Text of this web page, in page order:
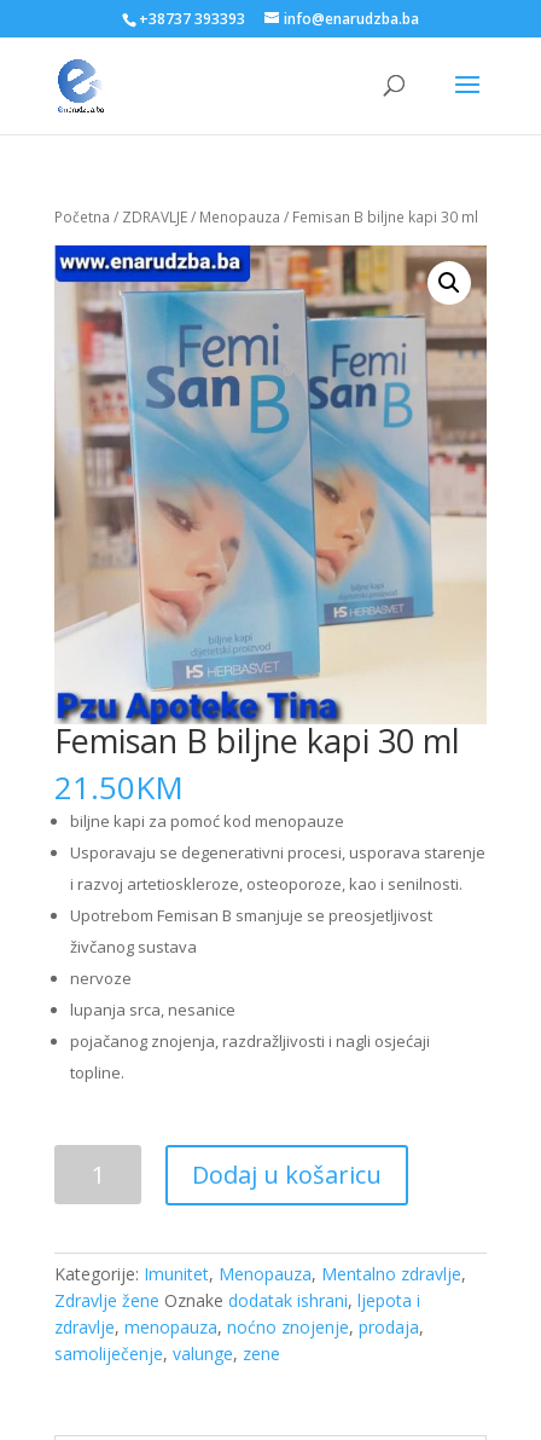
+38737 393393 info@enarudzba.ba
Početna / ZDRAVLJE/ Menopauza / Femisan B biljne kapi 30 ml
Femisan B biljne kapi 30 ml
21.50KM
biljne kapi za pomoć kod menopauze
Usporavaju se degenerativni procesi, usporava starenje
i razvoj artetioskleroze, osteoporoze, kao i senilnosti.
Upotrebom Femisan B smanjuje se preosjetljivost
živčanog sustava
nervoze
lupanja srca, nesanice
pojačanog znojenja, razdražljivosti i nagli osjećaji
topline.
biljne
30
ml
količina
Dodaj u košaricu
Kategorije: Imunitet, Menopauza, Mentalno zdravlje,
Zdravlje žene Oznake dodatak ishrani, ljepota i
zdravlje, menopauza, noćno znojenje, prodaja,
samoliječenje, valunge, zene